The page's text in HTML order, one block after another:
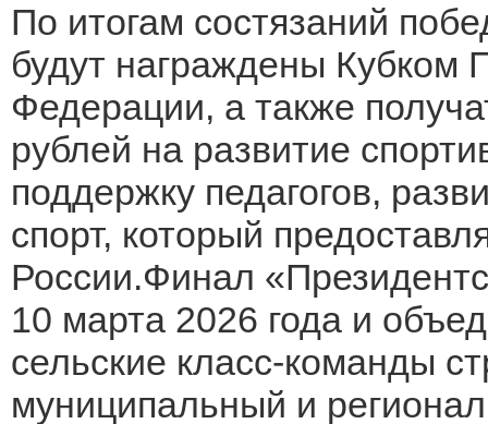
По итогам состязаний
будут награждены Кубком
Федерации, а также
рублей на развитие
поддержку педагогов,
спорт, который
России.Финал
10 марта 2026 года и
сельские класс-команды
муниципальный и